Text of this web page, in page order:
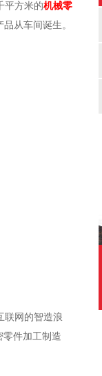
平方米的机械零
从车间诞生。
联网的智造浪
零件加工制造